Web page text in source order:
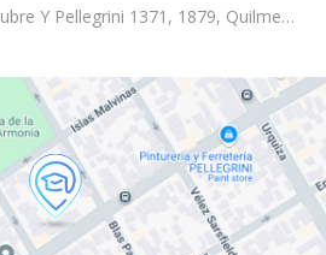
Y Pellegrini 1371, 1879, Quilmes,